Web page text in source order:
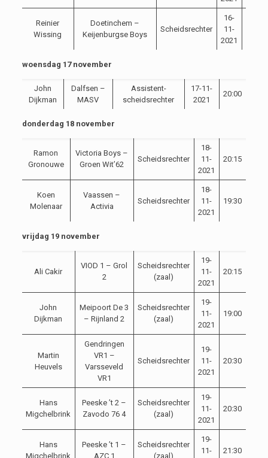
Reinier
Wissing
Doetinchem –
Keijenburgse Boys
Scheidsrechter
16-
11-
2021
woensdag 17 november
John
Dijkman
Dalfsen –
MASV
Assistent-
scheidsrechter
17-11-
2021
20:00
donderdag 18 november
Ramon
Gronouwe
Victoria Boys –
Groen Wit’62
Scheidsrechter
18-
11-
2021
20:15
Koen
Molenaar
Vaassen –
Activia
Scheidsrechter
18-
11-
2021
19:30
vrijdag 19 november
Ali Cakir
VIOD 1 – Grol
2
Scheidsrechter
(zaal)
19-
11-
2021
20:15
John
Dijkman
Meipoort De 3
– Rijnland 2
Scheidsrechter
(zaal)
19-
11-
2021
19:00
Martin
Heuvels
Gendringen
VR1 –
Varsseveld
VR1
Scheidsrechter
19-
11-
2021
20:30
Hans
Migchelbrink
Peeske ’t 2 –
Zavodo 76 4
Scheidsrechter
(zaal)
19-
11-
2021
20:30
Hans
Migchelbrink
Peeske ’t 1 –
AZC 1
Scheidsrechter
(zaal)
19-
11-
21:30